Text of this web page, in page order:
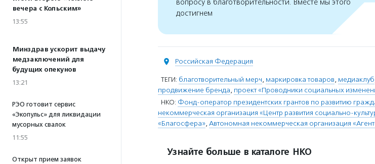
вечера с Кольским»
13:55
Минздрав ускорит выдачу
медзаключений для
будущих опекунов
13:21
РЭО готовит сервис
«Экопульс» для ликвидации
мусорных свалок
11:55
Открыт прием заявок
вопросу в благотворительности. Вместе мы этого
достигнем
Российская Федерация
ТЕГИ: благотворительный мерч, маркировка товаров, медиаклуб
продвижение бренда, проект «Проводники социальных
НКО: Фонд-оператор президентских грантов по развитию
некоммерческая организация «Центр развития социально-
«Благосфера», Автономная некоммерческая организация
Узнайте больше в каталоге НКО